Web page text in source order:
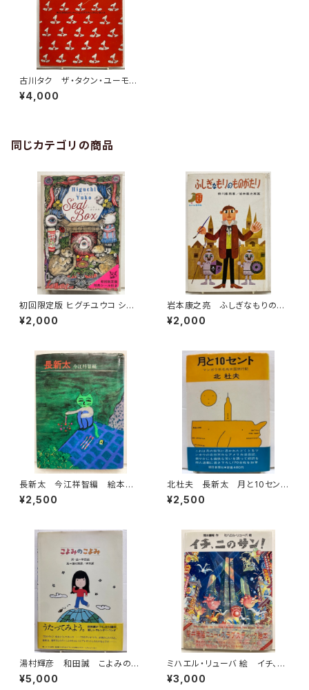
古川タク ザ・タクン・ユーモ
ア 別冊OUT 1979年 みの
り書房刊
¥4,000
同じカテゴリの商品
初回限定版 ヒグチユウコ シー
ル・ボックス サイン入り 201
8年 初版 グラフィック社
¥2,000
岩本康之亮 ふしぎなもりのも
のがたり 前川康男 創作どう
わ絵本８ 1966年 函なし
¥2,000
長新太 今江祥智編 絵本作
家文庫 1977年 すばる書房
文庫
¥2,500
北杜夫 長新太 月と10セン
ト 1971年 初版 帯 朝日
新聞社
¥2,500
湯村輝彦 和田誠 こよみのこ
よみ 詞・局 和田誠 1977
年 初版 帯 すばる書房
¥5,000
ミハエル・リューバ 絵 イチ、ニ
のサン！ 筒井康隆 作 1986
年 初版 帯 河出書房新社
¥3,000